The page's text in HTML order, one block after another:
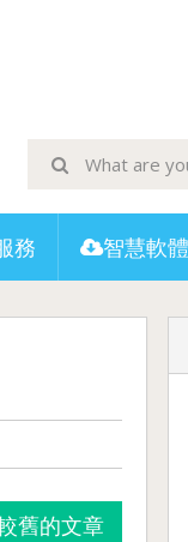
務 智慧軟
舊的文章